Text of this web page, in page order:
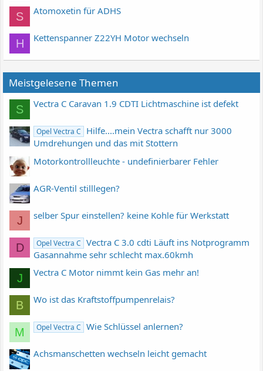
S Atomoxetin für ADHS
H Kettenspanner Z22YH Motor wechseln
Meistgelesene Themen
S Vectra C Caravan 1.9 CDTI Lichtmaschine ist defekt
Opel Vectra C
Hilfe....mein Vectra schafft nur 3000
Umdrehungen und das mit Stottern
Motorkontrollleuchte - undefinierbarer Fehler
AGR-Ventil stilllegen?
J selber Spur einstellen? keine Kohle für Werkstatt
D Opel Vectra C
Vectra C 3.0 cdti Läuft ins Notprogramm
Gasannahme sehr schlecht max.60kmh
J Vectra C Motor nimmt kein Gas mehr an!
B Wo ist das Kraftstoffpumpenrelais?
M Opel Vectra C Wie Schlüssel anlernen?
Achsmanschetten wechseln leicht gemacht